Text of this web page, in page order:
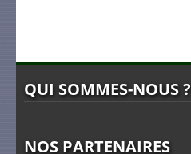
QUI SOMMES-NOUS ?
NOS PARTENAIRES